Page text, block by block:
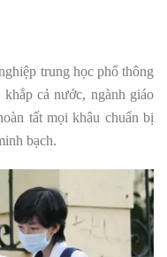
trung học phổ thông
cả nước, ngành giáo
tất mọi khâu chuẩn bị
bạch.